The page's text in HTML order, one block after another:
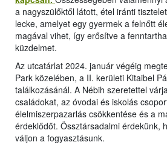
a nagyszülőktől látott, étel iránti
lecke, amelyet egy gyermek a felnőtt
magával vihet, így erősítve a
küzdelmet.
Az utcatárlat 2024. január végéig
Park közelében, a II. kerületi Kitaibel
találkozásánál. A Nébih szeretettel
családokat, az óvodai és iskolás
élelmiszerpazarlás csökkentése és a
érdeklődőt. Össztársadalmi érdekünk,
váljon a fogyasztásunk.